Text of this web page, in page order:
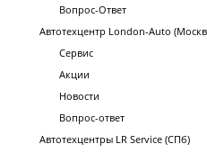
Вопрос-Ответ
Автотехцентр London-Auto
Сервис
Акции
Новости
Вопрос-ответ
Автотехцентры LR Service (СПб)